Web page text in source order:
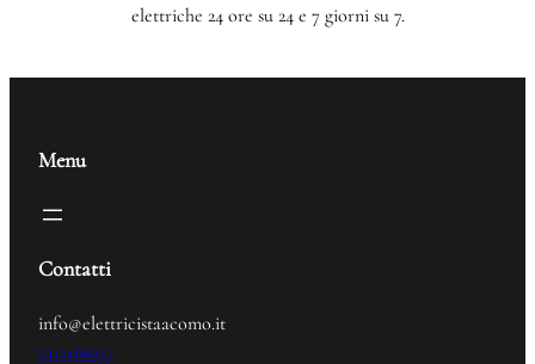
elettriche 24 ore su 24 e 7 giorni su 7.
Menu
Contatti
info@elettricistaacomo.it
3312466237